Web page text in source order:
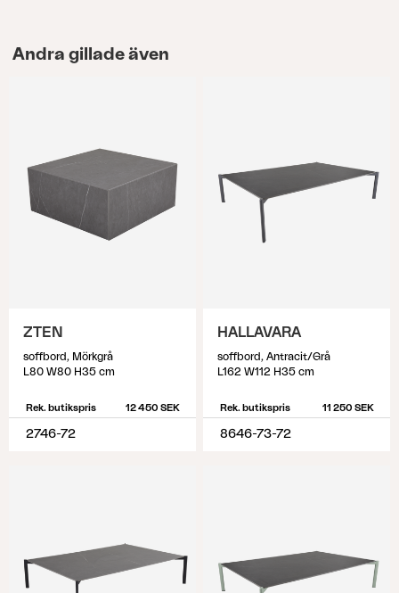
Andra gillade även
ZTEN
soffbord, Mörkgrå
L80 W80 H35 cm
Rek. butikspris 12 450 SEK
2746-72
HALLAVARA
soffbord, Antracit/Grå
L162 W112 H35 cm
Rek. butikspris 11 250 SEK
8646-73-72